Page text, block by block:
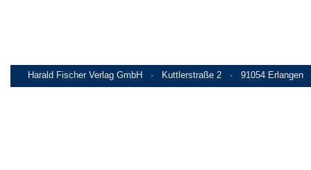
Harald Fischer Verlag GmbH · Kuttlerstraße 2 · 91054